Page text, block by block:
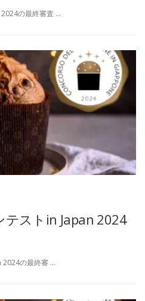
の最終審査 …
ストin Japan 2024
2024の最終審 …